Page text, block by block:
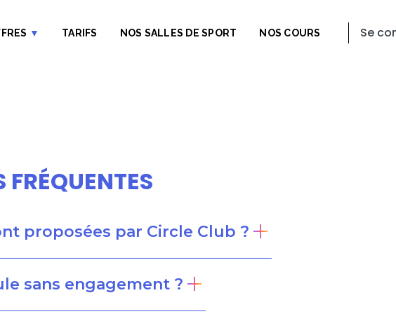
▼ TARIFS NOS SALLES DE SPORT NOS COURS Se
FRÉQUENTES
proposées par Circle Club ?
sans engagement ?